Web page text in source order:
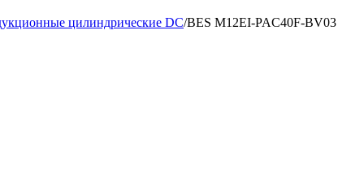
цилиндрические DC/BES M12EI-PAC40F-BV03